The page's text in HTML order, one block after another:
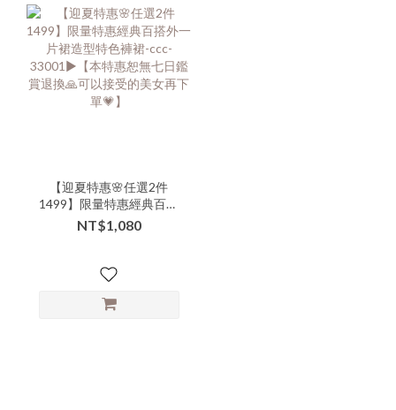
【迎夏特惠🌸任選2件
1499】限量特惠經典百搭
外一片裙造型特色褲裙-
ccc-33001▶【本特惠恕無
的美女再下單💗】
NT$1,080